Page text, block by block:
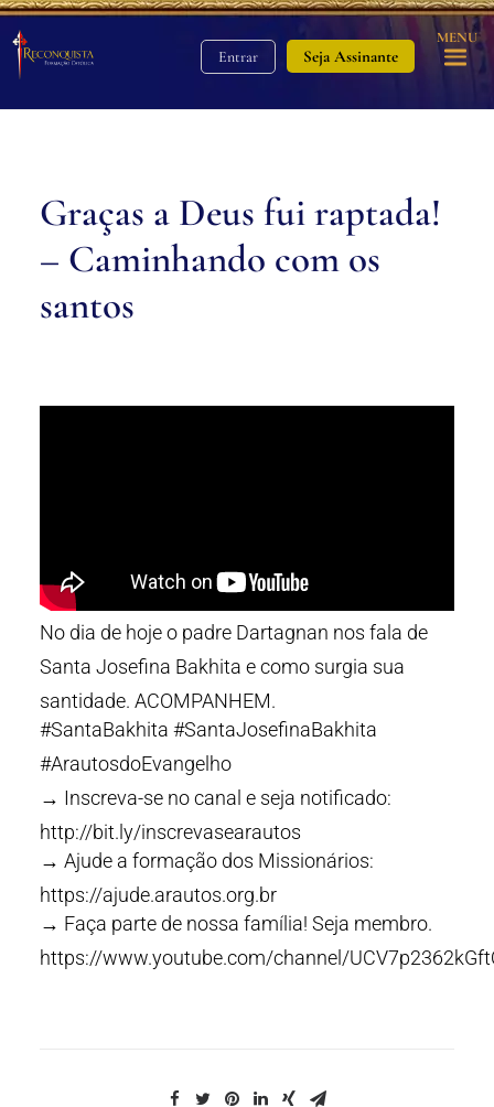
Entrar Seja Assinante
MENU
Graças a Deus fui raptada!
– Caminhando com os
santos
No dia de hoje o padre Dartagnan nos fala de
Santa Josefina Bakhita e como surgia sua
santidade. ACOMPANHEM.
#SantaBakhita #SantaJosefinaBakhita
#ArautosdoEvangelho
→ Inscreva-se no canal e seja notificado:
http://bit.ly/inscrevasearautos
→ Ajude a formação dos Missionários:
https://ajude.arautos.org.br
→ Faça parte de nossa família! Seja membro.
https://www.youtube.com/channel/